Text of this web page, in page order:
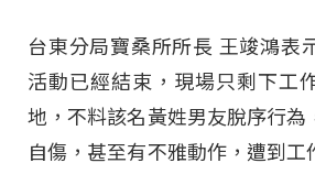
台東分局寶桑所所長 王竣鴻表
活動已經結束，現場只剩下工
地，不料該名黃姓男友脫序行為
自傷，甚至有不雅動作，遭到